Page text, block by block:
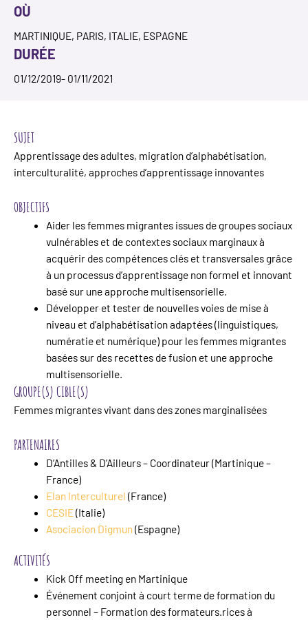
OÙ
MARTINIQUE, PARIS, ITALIE, ESPAGNE
DURÉE
01/12/2019- 01/11/2021
SUJET
Apprentissage des adultes, migration d’alphabétisation,
interculturalité, approches d’apprentissage innovantes
OBJECTIFS
Aider les femmes migrantes issues de groupes sociaux
vulnérables et de contextes sociaux marginaux à
acquérir des compétences clés et transversales grâce
à un processus d’apprentissage non formel et innovant
basé sur une approche multisensorielle.
Développer et tester de nouvelles voies de mise à
niveau et d’alphabétisation adaptées (linguistiques,
numératie et numérique) pour les femmes migrantes
basées sur des recettes de fusion et une approche
multisensorielle.
GROUPE(S) CIBLE(S)
Femmes migrantes vivant dans des zones marginalisées
PARTENAIRES
D’Antilles & D’Ailleurs – Coordinateur (Martinique –
France)
Elan Interculturel (France)
CESIE(Italie)
Asociacion Digmun(Espagne)
ACTIVITÉS
Kick Off meeting en Martinique
Événement conjoint à court terme de formation du
personnel – Formation des formateurs.rices à